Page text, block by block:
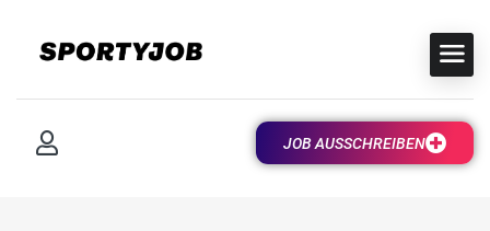
JOB AUSSCHREIBEN